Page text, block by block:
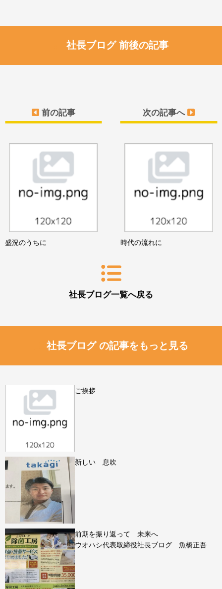
社長ブログ 前後の記事
前の記事
盛況のうちに
社長ブログ一覧へ戻る
次の記事へ
時代の流れに
社長ブログ の記事をもっと見る
ご挨拶
新しい 息吹
前期を振り返って 未来へ
ウオハシ代表取締役社長ブログ 魚橋正吾